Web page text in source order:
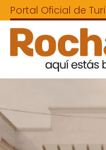
Portal Oficial de